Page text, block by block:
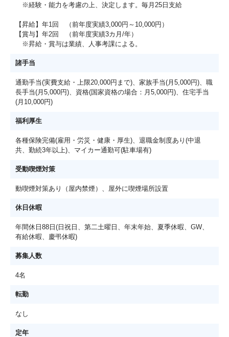
※経験・能力を考慮の上、決定します。毎月25日支給
【昇給】年1回 （前年度実績3,000円～10,000円）
【賞与】年2回 （前年度実績3カ月/年）
※昇給・賞与は業績、人事考課による。
諸手当
通勤手当(実費支給・上限20,000円まで)、家族手当(月5,000円)、職
長手当(月5,000円)、資格(国家資格の場合：月5,000円)、住宅手当
(月10,000円)
福利厚生
各種保険完備(雇用・労災・健康・厚生)、退職金制度あり(中退
共、勤続3年以上)、マイカー通勤可(駐車場有)
受動喫煙対策
動喫煙対策あり（屋内禁煙）、屋外に喫煙場所設置
休日休暇
年間休日88日(日祝日、第二土曜日、年末年始、夏季休暇、GW、
有給休暇、慶弔休暇)
募集人数
4名
転勤
なし
定年